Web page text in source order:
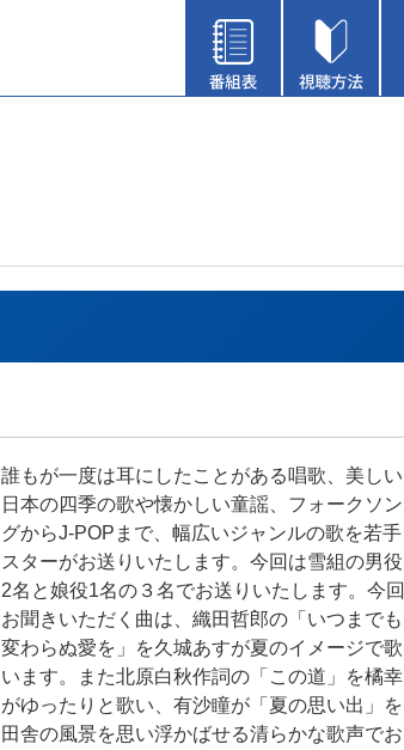
誰もが一度は耳にしたことがある唱歌、美しい
日本の四季の歌や懐かしい童謡、フォークソン
グからJ-POPまで、幅広いジャンルの歌を若手
スターがお送りいたします。今回は雪組の男役
2名と娘役1名の３名でお送りいたします。今回
お聞きいただく曲は、織田哲郎の「いつまでも
変わらぬ愛を」を久城あすが夏のイメージで歌
います。また北原白秋作詞の「この道」を橘幸
がゆったりと歌い、有沙瞳が「夏の思い出」を
田舎の風景を思い浮かばせる清らかな歌声でお